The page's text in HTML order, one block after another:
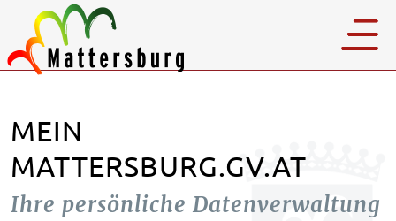
MEIN
MATTERSBURG.GV.AT
Ihre persönliche Datenverwaltung